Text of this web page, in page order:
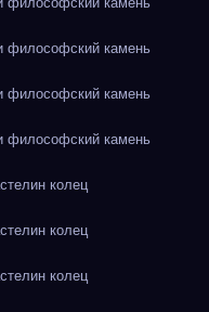
философский камень
философский камень
философский камень
колец
колец
колец